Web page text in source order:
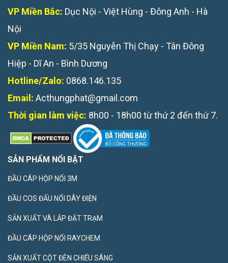
VP Miền Bắc: Dục Nội - Việt Hùng - Đông Anh - Hà
Nội
VP Miền Nam: 5/35 Nguyễn Thị Chạy - Tân Đông
Hiệp - Dĩ An - Bình Dương
Hotline/Zalo: 0868.146.135
Email: Acthungphat@gmail.com
Thời gian làm việc: 8h00 - 18h00 từ thứ 2 đến thứ 7.
SẢN PHẨM NỔI BẬT
ĐẦU CÁP HỘP NỐI 3M
ĐẦU COS ĐẤU NỐI DÂY ĐIỆN
SẢN XUẤT VÀ LẮP ĐẶT TRẠM
ĐẦU CÁP HỘP NỐI RAYCHEM
SẢN XUẤT CỘT ĐÈN CHIẾU SÁNG